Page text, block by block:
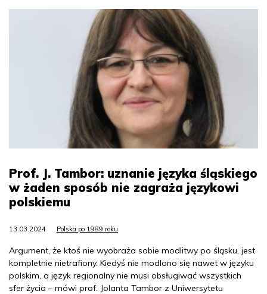
Prof. J. Tambor: uznanie języka śląskiego
w żaden sposób nie zagraża językowi
polskiemu
13.03.2024 Polska po 1989 roku
Argument, że ktoś nie wyobraża sobie modlitwy po śląsku, jest
kompletnie nietrafiony. Kiedyś nie modlono się nawet w języku
polskim, a język regionalny nie musi obsługiwać wszystkich
sfer życia – mówi prof. Jolanta Tambor z Uniwersytetu